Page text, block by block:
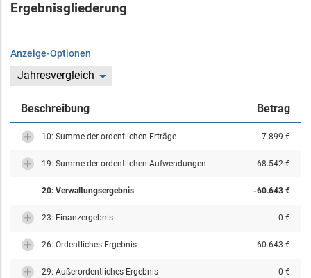
Ergebnisgliederung
Anzeige-Optionen
Jahresvergleich
Beschreibung Betrag
10: Summe der ordentlichen Erträge 7.899 €
19: Summe der ordentlichen Aufwendungen -68.542 €
20: Verwaltungsergebnis -60.643 €
23: Finanzergebnis 0 €
26: Ordentliches Ergebnis -60.643 €
29: Außerordentliches Ergebnis 0 €